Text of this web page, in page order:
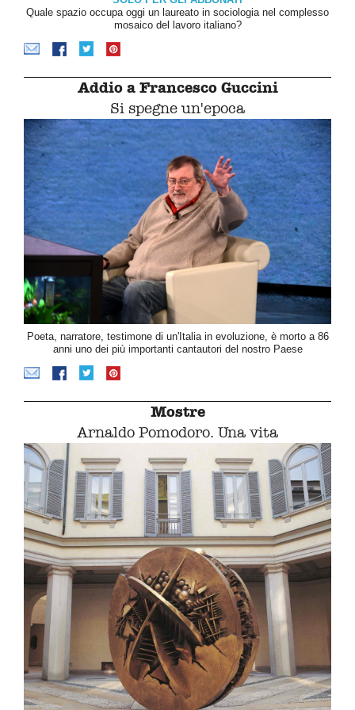
Quale spazio occupa oggi un laureato in sociologia nel complesso
mosaico del lavoro italiano?
Addio a Francesco Guccini
Si spegne un'epoca
Poeta, narratore, testimone di un'Italia in evoluzione, è morto a 86
anni uno dei più importanti cantautori del nostro Paese
Mostre
Arnaldo Pomodoro. Una vita